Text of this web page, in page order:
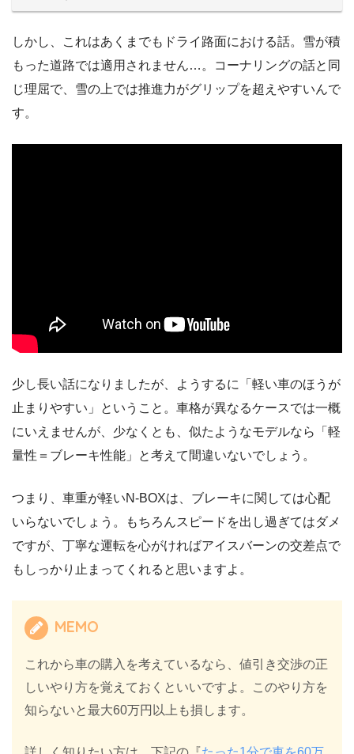
しかし、これはあくまでもドライ路面における話。雪が積
もった道路では適用されません…。コーナリングの話と同
じ理屈で、雪の上では推進力がグリップを超えやすいんで
す。
少し長い話になりましたが、ようするに「軽い車のほうが
止まりやすい」ということ。車格が異なるケースでは一概
にいえませんが、少なくとも、似たようなモデルなら「軽
量性＝ブレーキ性能」と考えて間違いないでしょう。
つまり、車重が軽いN-BOXは、ブレーキに関しては心配
いらないでしょう。もちろんスピードを出し過ぎてはダメ
ですが、丁寧な運転を心がければアイスバーンの交差点で
もしっかり止まってくれると思いますよ。
MEMO
これから車の購入を考えているなら、値引き交渉の正
しいやり方を覚えておくといいですよ。このやり方を
知らないと最大60万円以上も損します。